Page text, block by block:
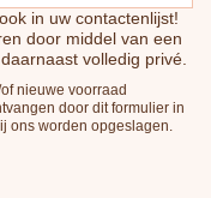
in uw contactenlijst!
door middel van een
volledig privé.
nieuwe voorraad
door dit formulier in
ons worden opgeslagen.